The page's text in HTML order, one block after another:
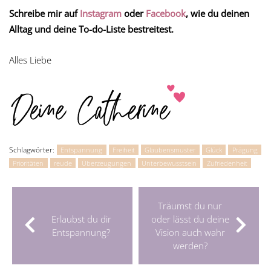
Schreibe mir aufInstagram oder Facebook, wie du deinen
Alltag und deine To-do-Liste bestreitest.
Alles Liebe
Schlagwörter: Entspannung Freiheit Glaubensmuster Glück
Prägung
Prioritäten
reude Überzeugungen Unterbewusstsein Zufriedenheit
Erlaubst du dir
Entspannung?
Träumst du nur
oder lässt du deine
Vision auch wahr
werden?